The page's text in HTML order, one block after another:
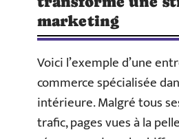
marketing
Voici l’exemple d’une
commerce spécialisée
intérieure. Malgré tous
trafic, pages vues à la